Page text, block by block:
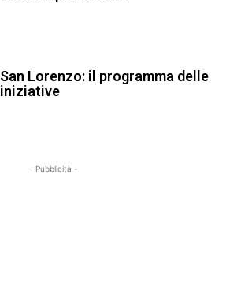
San Lorenzo: il programma delle
iniziative
- Pubblicità -